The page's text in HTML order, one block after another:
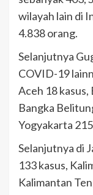
wilayah lain di
4.838 orang.
Selanjutnya
COVID-19
Aceh 18 kasus,
Bangka
Yogyakarta
Selanjutnya di
133 kasus,
Kalimantan